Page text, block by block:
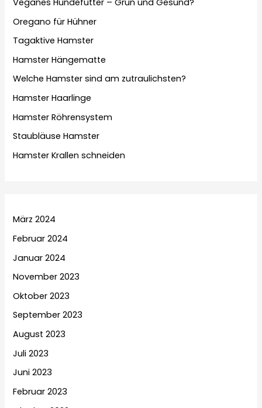
Oregano für Hühner
Tagaktive Hamster
Hamster Hängematte
Welche Hamster sind am zutraulichsten?
Hamster Haarlinge
Hamster Röhrensystem
Staubläuse Hamster
Hamster Krallen schneiden
März 2024
Februar 2024
Januar 2024
November 2023
Oktober 2023
September 2023
August 2023
Juli 2023
Juni 2023
Februar 2023